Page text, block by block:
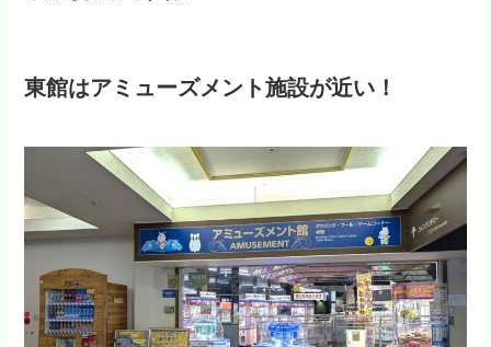
東館はアミューズメント施設が近い！